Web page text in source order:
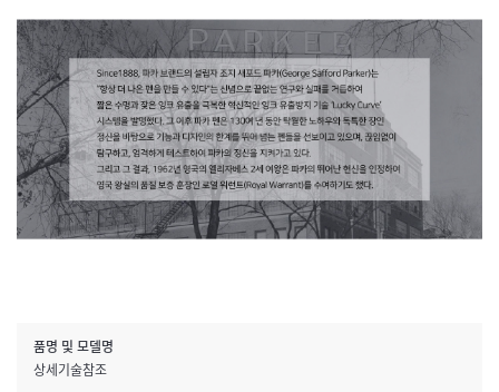
품명 및 모델명
상세기술참조